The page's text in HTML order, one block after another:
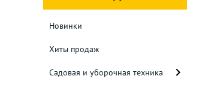
Новинки
Хиты продаж
Садовая и уборочная техника